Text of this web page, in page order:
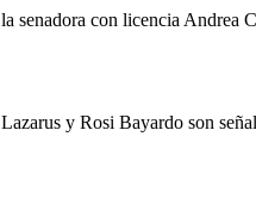
senadora con licencia Andrea
y Rosi Bayardo son